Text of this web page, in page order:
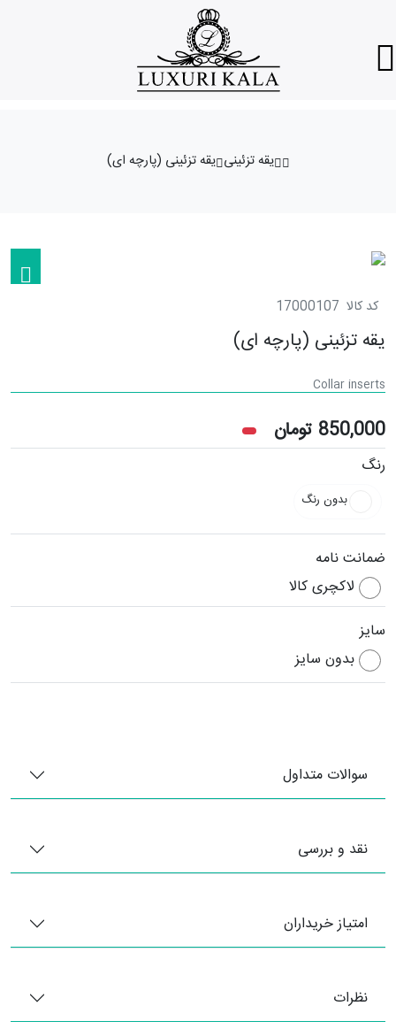
یقه تزئینی یقه تزئینی (پارچه ای)
کد کالا 17000107
یقه تزئینی (پارچه ای)
Collar inserts
850,000 تومان
رنگ
بدون رنگ
ضمانت نامه
لاکچری کالا
سایز
بدون سایز
سوالات متداول
نقد و بررسی
امتیاز خریداران
نظرات